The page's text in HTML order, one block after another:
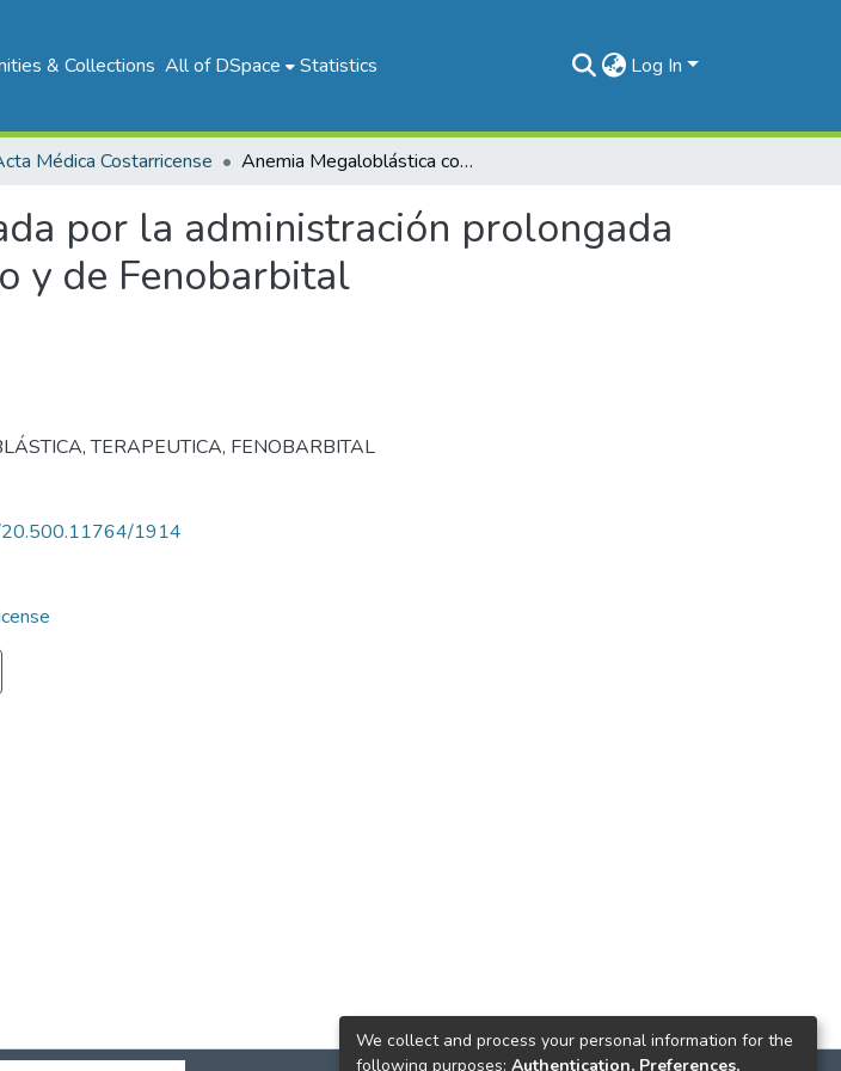
& Collections All of DSpace Statistics Log In
Médica Costarricense Anemia Megaloblástica condicionada por la administración prolongada del 5-5 Difenil Hidantoinato Sódico y de Fenobarbital
por la administración prolongada
y de Fenobarbital
,TERAPEUTICA, FENOBARBITAL
20.500.11764/1914
We collect and process your personal information for the
following purposes: Authentication, Preferences,